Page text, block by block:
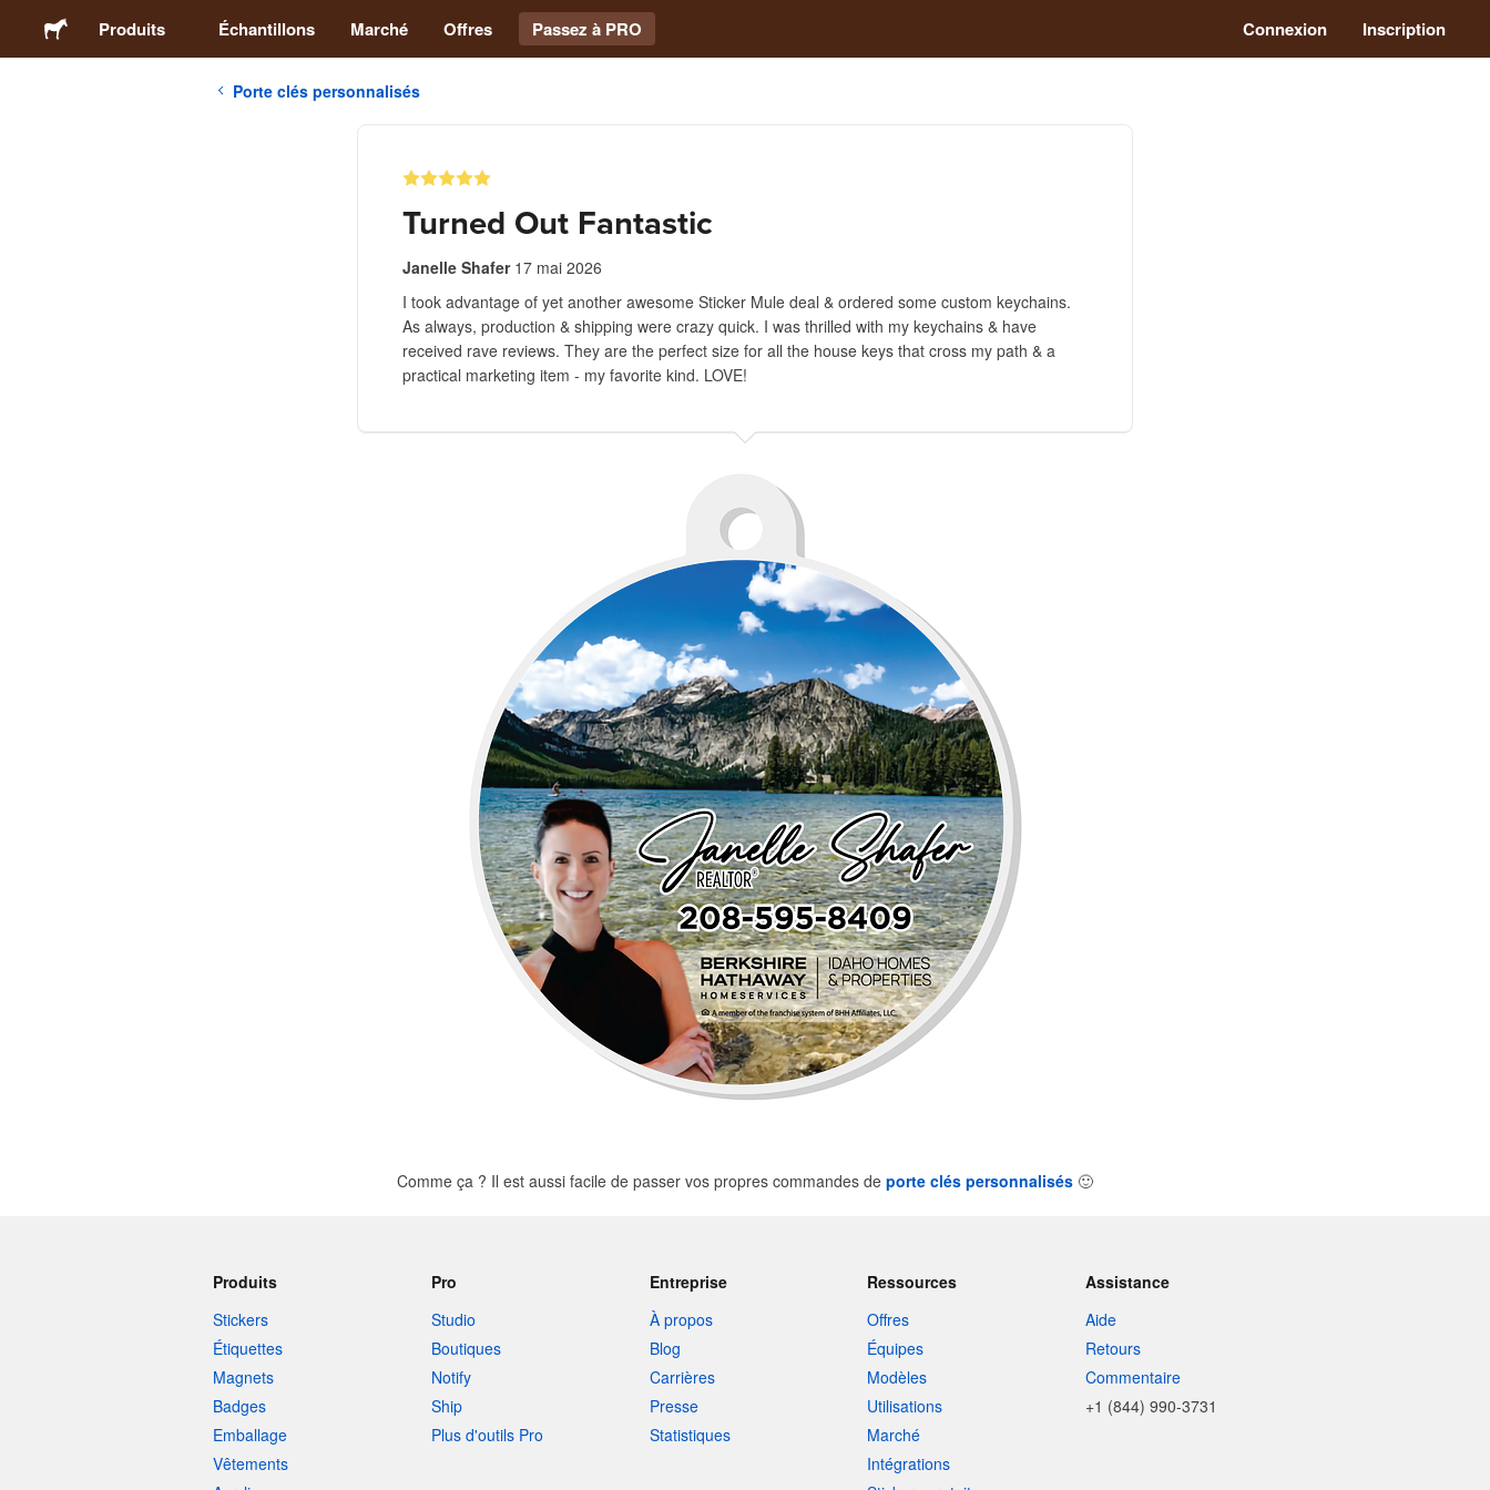
Produits Échantillons Marché Offres Passez à PRO Connexion Inscription
Porte clés personnalisés
Turned Out Fantastic
Janelle Shafer 17 mai 2026
I took advantage of yet another awesome Sticker Mule deal & ordered some custom keychains.
As always, production & shipping were crazy quick. I was thrilled with my keychains & have
received rave reviews. They are the perfect size for all the house keys that cross my path & a
practical marketing item - my favorite kind. LOVE!
Comme ça ? Il est aussi facile de passer vos propres commandes de porte clés personnalisés 🙂
Produits
Stickers
Étiquettes
Magnets
Badges
Emballage
Vêtements
Pro
Studio
Boutiques
Notify
Ship
Plus d'outils Pro
Entreprise
À propos
Blog
Carrières
Presse
Statistiques
Ressources
Offres
Équipes
Modèles
Utilisations
Marché
Intégrations
Assistance
Aide
Retours
Commentaire
+1 (844) 990-3731